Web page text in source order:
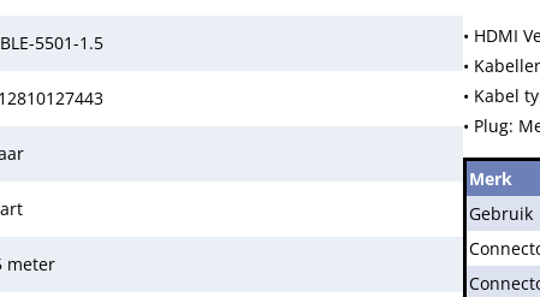
5501-1.5
meter
• HDMI
•
• Kabel
• Plug:
Merk
Gebruik